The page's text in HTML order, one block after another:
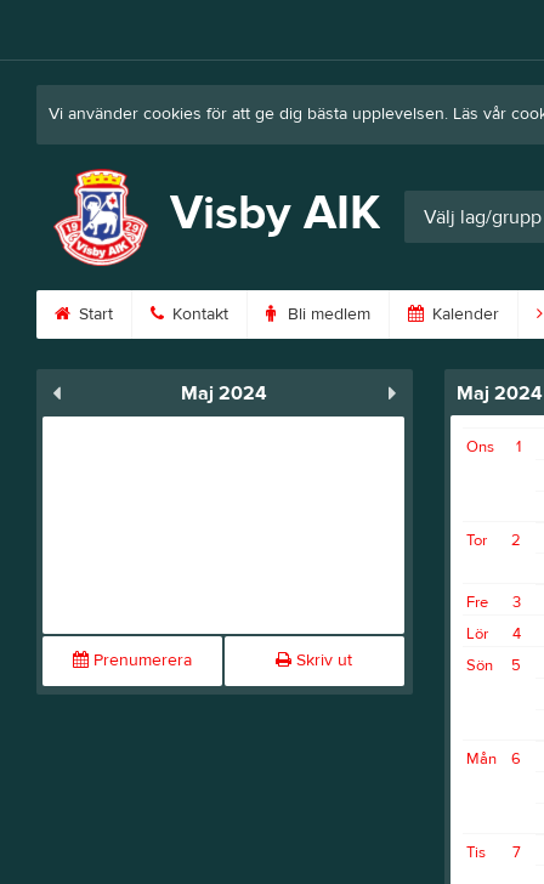
Vi använder cookies för att ge dig bästa upplevelsen. Läs vår
Visby AIK Välj lag/grupp
Start Kontakt Bli medlem Kalender
Maj 2024
Prenumerera Skriv ut
Maj 2024
1
Ons
2
Tor
3
Fre
4
Lör
5
Sön
6
Mån
7
Tis